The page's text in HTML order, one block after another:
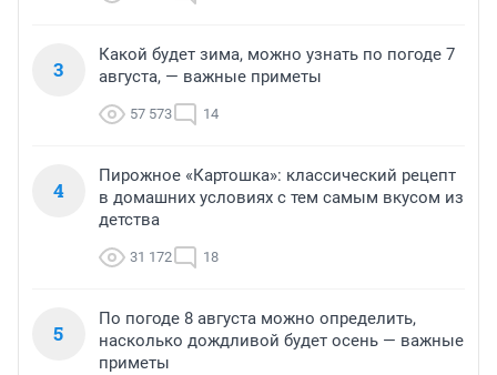
3
Какой будет зима, можно узнать по погоде 7
августа, — важные приметы
57 573 14
4
Пирожное «Картошка»: классический рецепт
в домашних условиях с тем самым вкусом из
детства
31 172 18
5
По погоде 8 августа можно определить,
насколько дождливой будет осень — важные
приметы